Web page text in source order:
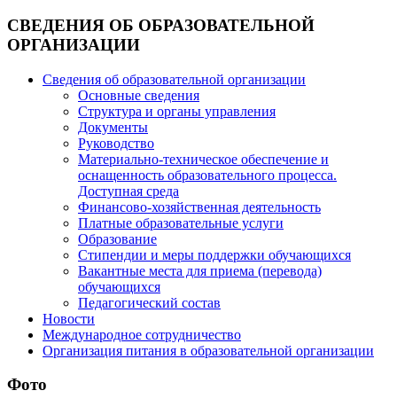
СВЕДЕНИЯ ОБ ОБРАЗОВАТЕЛЬНОЙ
ОРГАНИЗАЦИИ
Сведения об образовательной организации
Основные сведения
Структура и органы управления
Документы
Руководство
Материально-техническое обеспечение и
оснащенность образовательного процесса.
Доступная среда
Финансово-хозяйственная деятельность
Платные образовательные услуги
Образование
Стипендии и меры поддержки обучающихся
Вакантные места для приема (перевода)
обучающихся
Педагогический состав
Новости
Международное сотрудничество
Организация питания в образовательной организации
Фото